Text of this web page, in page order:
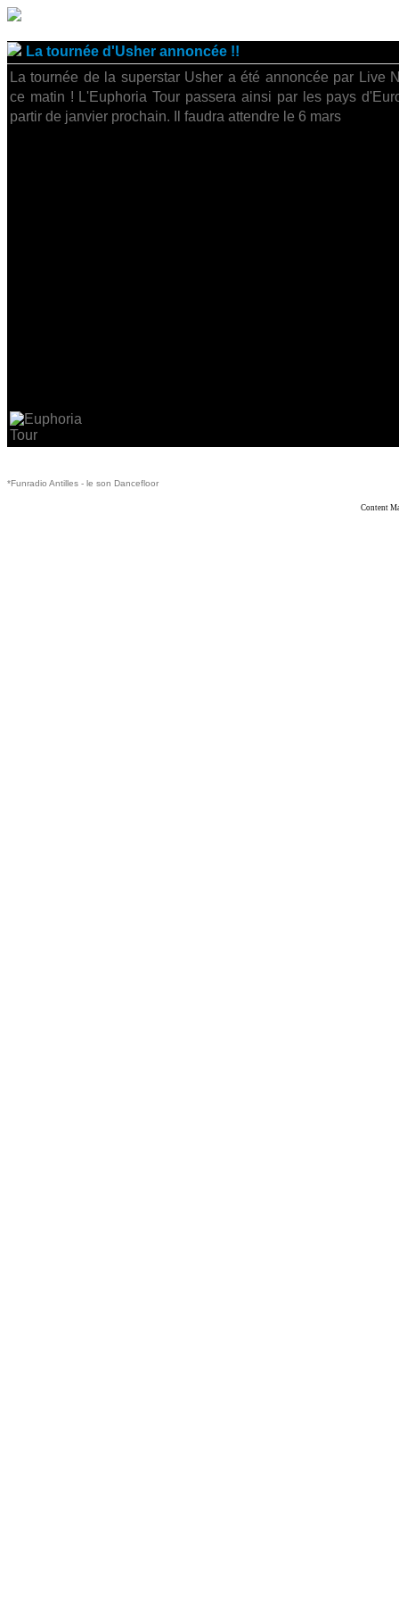
La tournée d'Usher annoncée !!
La tournée de la superstar Usher a été annoncée par Live
ce matin ! L'Euphoria Tour passera ainsi par les pays
partir de janvier prochain. Il faudra attendre le 6 mars
*Funradio Antilles - le son Dancefloor
Content